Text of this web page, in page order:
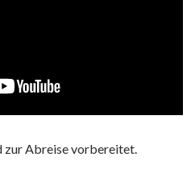
zur Abreise vorbereitet.